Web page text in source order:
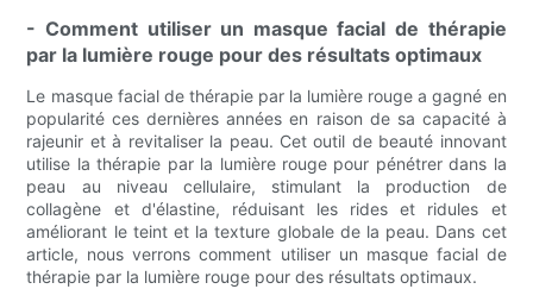
- Comment utiliser un masque facial de thérapie
par la lumière rouge pour des résultats optimaux
Le masque facial de thérapie par la lumière rouge a gagné en
popularité ces dernières années en raison de sa capacité à
rajeunir et à revitaliser la peau. Cet outil de beauté innovant
utilise la thérapie par la lumière rouge pour pénétrer dans la
peau au niveau cellulaire, stimulant la production de
collagène et d'élastine, réduisant les rides et ridules et
améliorant le teint et la texture globale de la peau. Dans cet
article, nous verrons comment utiliser un masque facial de
thérapie par la lumière rouge pour des résultats optimaux.